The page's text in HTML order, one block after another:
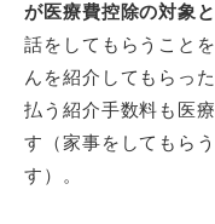
が医療費控除の対象
話をしてもらうこと
んを紹介してもらっ
払う紹介手数料も医
す（家事をしてもら
す）。